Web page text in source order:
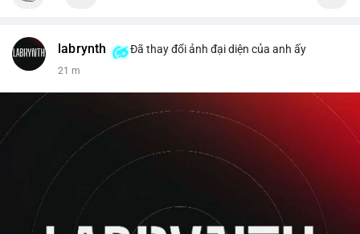
labrynth Đã thay đổi ảnh đại diện của anh ấy
21 m